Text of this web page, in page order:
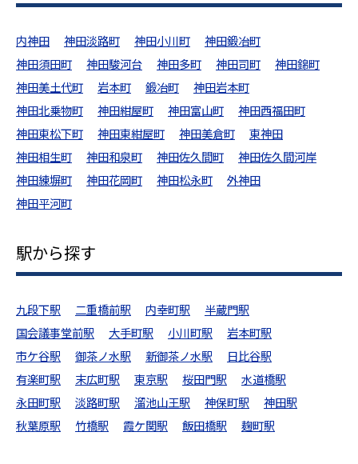
内神田 神田淡路町 神田小川町
神田鍛冶町
神田須田町
神田駿河台 神田多町 神田司町
神田錦町
神田美土代町
岩本町 鍛冶町
神田岩本町
神田北乗物町
神田紺屋町 神田富山町
神田西福田町
神田東松下町
神田東紺屋町 神田美倉町
東神田
神田相生町
神田和泉町 神田佐久間町
神田佐久間河岸
神田練塀町
神田花岡町 神田松永町
外神田
神田平河町
駅から探す
九段下駅 二重橋前駅 内幸町駅
半蔵門駅
国会議事堂前駅
大手町駅 小川町駅
岩本町駅
市ケ谷駅
御茶ノ水駅 新御茶ノ水駅
日比谷駅
有楽町駅
末広町駅 東京駅 桜田門駅
水道橋駅
永田町駅
淡路町駅 溜池山王駅 神保町駅
神田駅
秋葉原駅
竹橋駅 霞ケ関駅 飯田橋駅 麹町駅